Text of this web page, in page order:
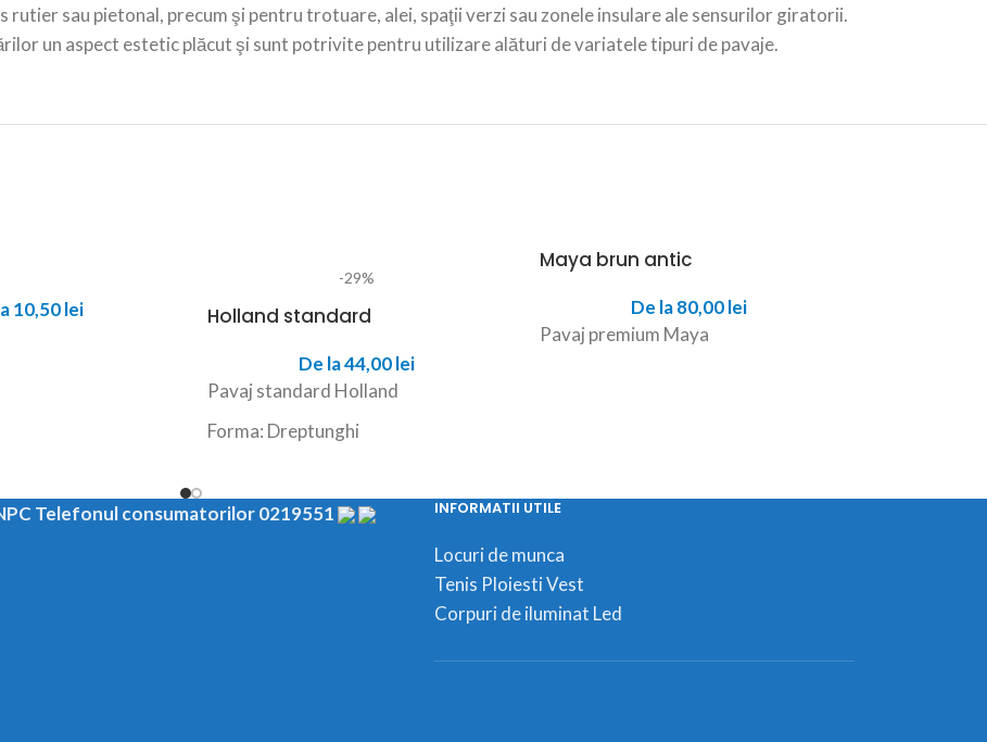
sau pietonal, precum şi pentru trotuare, alei, spaţii verzi sau zonele insulare ale sensurilor giratorii.
un aspect estetic plăcut şi sunt potrivite pentru utilizare alături de variatele tipuri de pavaje.
10,50lei
-29%
Holland standard
De la44,00lei
Pavaj standard Holland
Forma: Dreptunghi
Maya brun antic
De la 80,00lei
Pavaj premium Maya
Telefonul consumatorilor 0219551 INFORMATII UTILE
Locuri de munca
Tenis Ploiesti Vest
Corpuri de iluminat Led